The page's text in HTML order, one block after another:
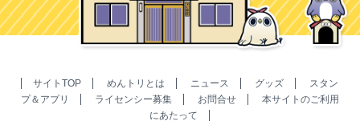
サイトTOP めんトリとは ニュース グッズ
スタン
プ＆アプリ
ライセンシー募集 お問合せ
本サイトのご利用
にあたって